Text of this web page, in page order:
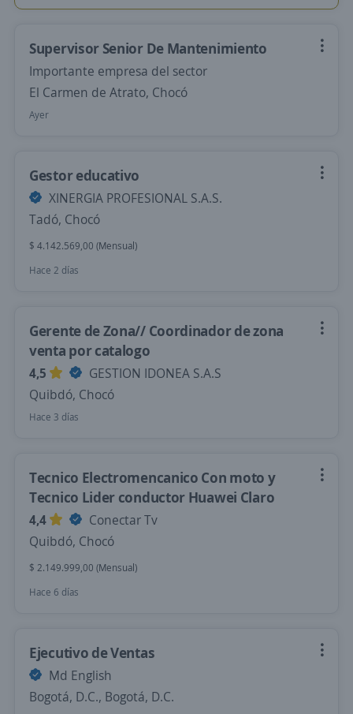
Supervisor Senior De Mantenimiento
Importante empresa del sector
El Carmen de Atrato, Chocó
Ayer
Gestor educativo
XINERGIA PROFESIONAL S.A.S.
Tadó, Chocó
$ 4.142.569,00 (Mensual)
Hace 2 días
Gerente de Zona// Coordinador de zona
venta por catalogo
4,5
GESTION IDONEA S.A.S
Quibdó, Chocó
Hace 3 días
Tecnico Electromencanico Con moto y
Tecnico Lider conductor Huawei Claro
4,4
Conectar Tv
Quibdó, Chocó
$ 2.149.999,00 (Mensual)
Hace 6 días
Ejecutivo de Ventas
Md English
Bogotá, D.C., Bogotá, D.C.